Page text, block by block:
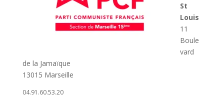
St
Louis
11
Boule
vard
de la Jamaïque
13015 Marseille
04.91.60.53.20